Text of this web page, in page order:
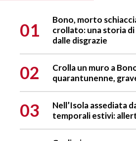
01
Bono, morto
crollato: una storia
dalle disgrazie
02
Crolla un muro a
quarantunenne,
03
Nell’Isola assediata
temporali estivi: